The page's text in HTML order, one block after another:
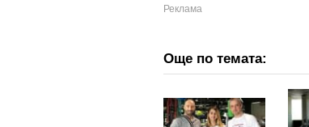
Още по темата: